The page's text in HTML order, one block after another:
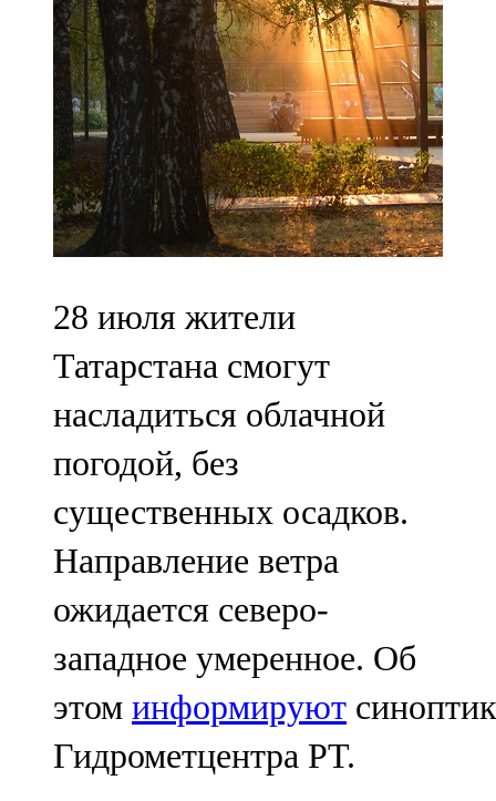
106,2 FM
Минзәлә
107,3 FM
Мөслим
100,0 FM
104,7 FM
Олы Әтнә
71,42 FM
Сарман
107,8 FM
Теләче
106,1 FM
Түбән Кама
102,6 FM
Чирмешән
28 июля жители
Татарстана смогут
насладиться облачной
погодой, без
существенных осадков.
Направление ветра
ожидается северо-
западное умеренное. Об
этом информируют
Гидрометцентра РТ.